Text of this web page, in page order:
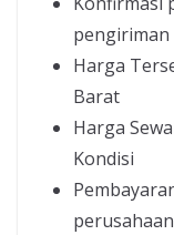
pengiriman
Harga
Barat
Harga
Kondisi